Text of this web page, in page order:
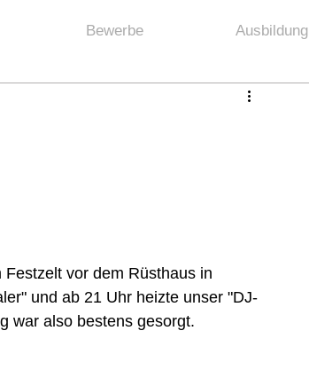
Bewerbe Ausbildung
vor dem Rüsthaus in
und ab 21 Uhr heizte unser "DJ-
war also bestens gesorgt.